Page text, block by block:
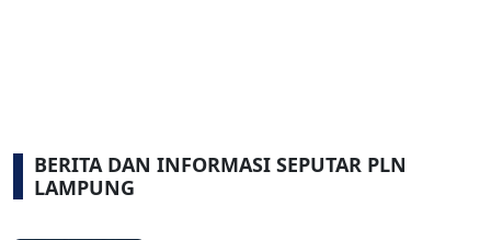
BERITA DAN INFORMASI SEPUTAR PLN
LAMPUNG